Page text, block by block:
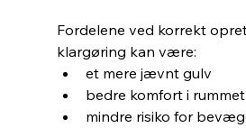
Fordelene ved korrekt
klargøring kan være:
et mere jævnt gulv
bedre komfort i rummet
mindre risiko for